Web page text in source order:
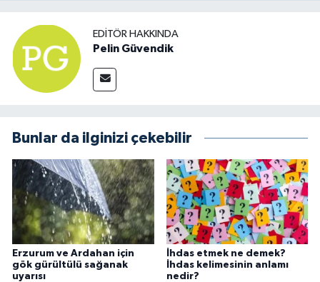
EDITÖR HAKKINDA
Pelin Güvendik
Bunlar da ilginizi çekebilir
Erzurum ve Ardahan için
gök gürültülü sağanak
uyarısı
İhdas etmek ne demek?
İhdas kelimesinin anlamı
nedir?